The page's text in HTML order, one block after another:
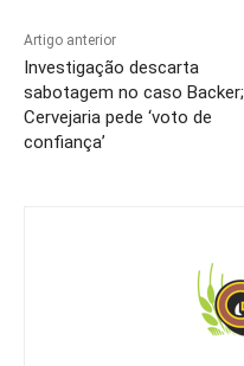
Artigo anterior
Investigação descarta
sabotagem no caso Backer;
Cervejaria pede ‘voto de
confiança’